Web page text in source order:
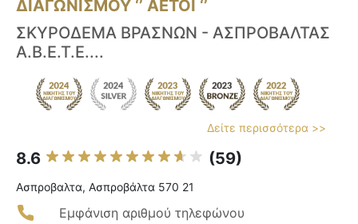
ΔΙΑΓΩΝΙΣΜΟΥ ‘’ ΑΕΤΟΙ ‘’
ΣΚΥΡΟΔΕΜΑ ΒΡΑΣΝΩΝ - ΑΣΠΡΟΒΑΛΤΑΣ
Α.Β.Ε.Τ.Ε....
Δείτε περισσότερα >>
8.6 (59)
Ασπροβαλτα, Ασπροβάλτα 570 21
Εμφάνιση αριθμού τηλεφώνου